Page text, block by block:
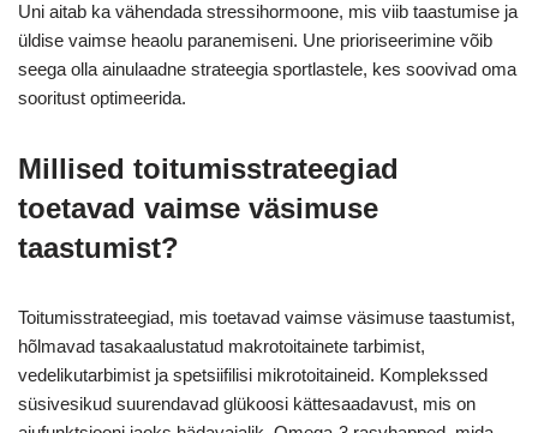
Uni aitab ka vähendada stressihormoone, mis viib taastumise ja
üldise vaimse heaolu paranemiseni. Une prioriseerimine võib
seega olla ainulaadne strateegia sportlastele, kes soovivad oma
sooritust optimeerida.
Millised toitumisstrateegiad
toetavad vaimse väsimuse
taastumist?
Toitumisstrateegiad, mis toetavad vaimse väsimuse taastumist,
hõlmavad tasakaalustatud makrotoitainete tarbimist,
vedelikutarbimist ja spetsiifilisi mikrotoitaineid. Komplekssed
süsivesikud suurendavad glükoosi kättesaadavust, mis on